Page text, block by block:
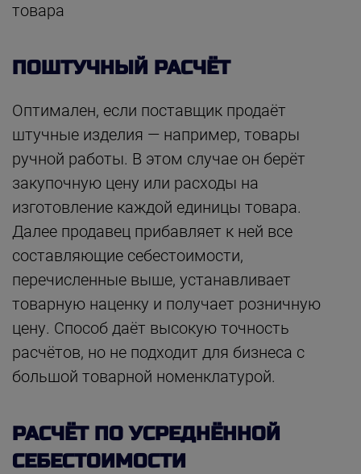
товара
ПОШТУЧНЫЙ РАСЧЁТ
Оптимален, если поставщик продаёт
штучные изделия — например, товары
ручной работы. В этом случае он берёт
закупочную цену или расходы на
изготовление каждой единицы товара.
Далее продавец прибавляет к ней все
составляющие себестоимости,
перечисленные выше, устанавливает
товарную наценку и получает розничную
цену. Способ даёт высокую точность
расчётов, но не подходит для бизнеса с
большой товарной номенклатурой.
РАСЧЁТ ПО УСРЕДНЁННОЙ
СЕБЕСТОИМОСТИ